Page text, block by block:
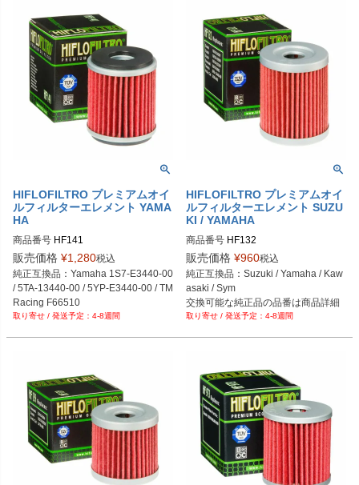
HIFLOFILTRO プレミアムオイ
ルフィルターエレメント YAMA
HA
商品番号 HF141
販売価格 ¥1,280税込
純正互換品：Yamaha 1S7-E3440-00
/ 5TA-13440-00 / 5YP-E3440-00 / TM
Racing F66510
4-8週間
HIFLOFILTRO プレミアムオイ
ルフィルターエレメント SUZU
KI / YAMAHA
商品番号 HF132
販売価格 ¥960税込
純正互換品：Suzuki / Yamaha / Kaw
asaki / Sym
交換可能な純正品の品番は商品詳細
をご確認下さい。 4-8週間